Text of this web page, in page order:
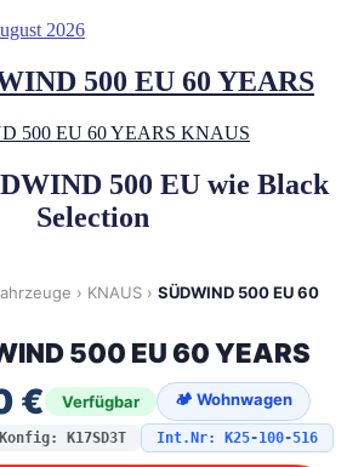
2026
500 EU 60 YEARS
500 EU wie Black
Selection
› KNAUS › SÜDWIND 500 EU 60
500 EU 60 YEARS
€ Verfügbar
🏕 Wohnwagen
Konfig: K17SD3T Int.Nr: K25-100-516